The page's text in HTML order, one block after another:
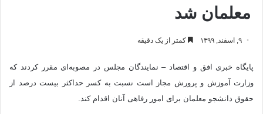
معلمان شد
۹, اسفند, ۱۳۹۹ کمتر از یک دقیقه
پایگاه خبری افق و اقتصاد – نمایندگان مجلس در مصوبه‌ای مقرر کردند که
وزارت آموزش و پرورش مجاز است نسبت به کسر حداکثر بیست درصد از
حقوق دانشجو معلمان برای امور رفاهی آنان اقدام کند.